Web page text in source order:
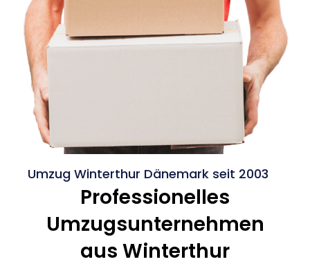
Umzug Winterthur Dänemark seit 2003
Professionelles
Umzugsunternehmen
aus Winterthur